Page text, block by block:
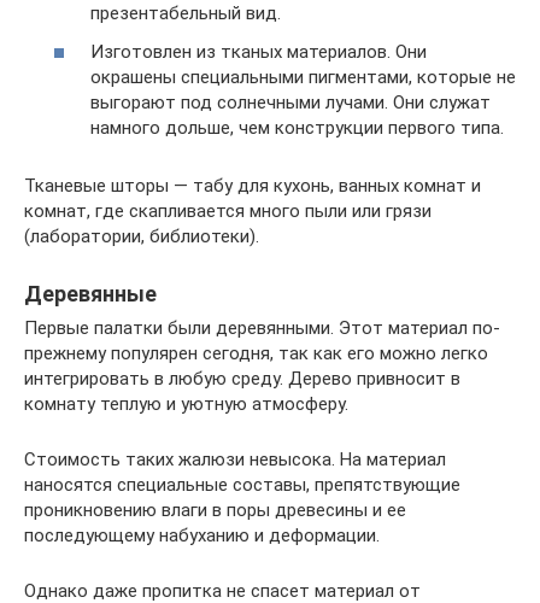
презентабельный вид.
Изготовлен из тканых материалов. Они
окрашены специальными пигментами, которые не
выгорают под солнечными лучами. Они служат
намного дольше, чем конструкции первого типа.
Тканевые шторы — табу для кухонь, ванных комнат и
комнат, где скапливается много пыли или грязи
(лаборатории, библиотеки).
Деревянные
Первые палатки были деревянными. Этот материал по-
прежнему популярен сегодня, так как его можно легко
интегрировать в любую среду. Дерево привносит в
комнату теплую и уютную атмосферу.
Стоимость таких жалюзи невысока. На материал
наносятся специальные составы, препятствующие
проникновению влаги в поры древесины и ее
последующему набуханию и деформации.
Однако даже пропитка не спасет материал от